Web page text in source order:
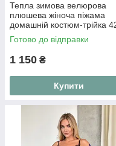
Тепла зимова велюрова
плюшева жіноча піжама
домашній костюм-трійка
44; 46-48; 50-52
Готово до відправки
1 150 ₴
Купити